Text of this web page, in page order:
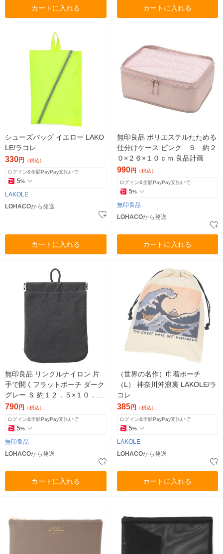
カートに入れる カートに入れる
シューズバッグ イエロー LAKO
LE/ラコレ
330円 （税込）
ログイン&全額PayPay支払いで
5%
LAKOLE
LOHACOから発送
カートに入れる
無印良品 ポリエステルたためる
仕分けケース ピンク Ｓ 約２
０×２６×１０ｃｍ 良品計画
990円 （税込）
ログイン&全額PayPay支払いで
5%
無印良品
LOHACOから発送
カートに入れる
無印良品 リンクルナイロン 片
手で開くフラットポーチ ダーク
グレー Ｓ 約１２．５×１０．３
ｃｍ 良品計画
790円 （税込）
ログイン&全額PayPay支払いで
5%
無印良品
LOHACOから発送
カートに入れる
（世界の名作）巾着ポーチ
（L） 神奈川沖浪裏 LAKOLE/ラ
コレ
385円 （税込）
ログイン&全額PayPay支払いで
5%
LAKOLE
LOHACOから発送
カートに入れる